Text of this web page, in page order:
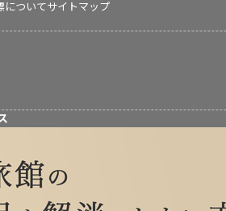
についてサイトマップ